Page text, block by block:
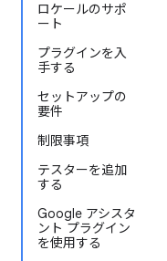
ロケールのサポ
ート
プラグインを入
手する
セットアップの
要件
制限事項
テスターを追加
する
Google アシスタ
ント プラグイン
を使用する